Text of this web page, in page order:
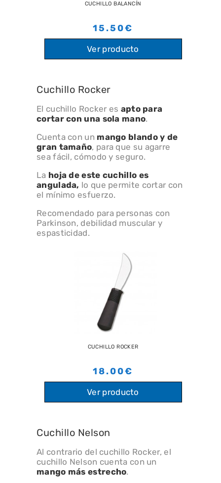
CUCHILLO BALANCÍN
15.50€
Ver producto
Cuchillo Rocker
El cuchillo Rocker es apto para
cortar con una sola mano.
Cuenta con un mango blando y de
gran tamaño, para que su agarre
sea fácil, cómodo y seguro.
La hoja de este cuchillo es
angulada, lo que permite cortar con
el mínimo esfuerzo.
Recomendado para personas con
Parkinson, debilidad muscular y
espasticidad.
CUCHILLO ROCKER
18.00€
Ver producto
Cuchillo Nelson
Al contrario del cuchillo Rocker, el
cuchillo Nelson cuenta con un
mango más estrecho.